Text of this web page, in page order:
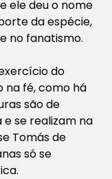
ele deu o nome
da espécie,
no fanatismo.
do
na fé, como há
são de
se realizam na
Tomás de
só se